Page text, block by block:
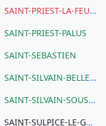
SAINT-PRIEST-LA-FEUILLE
SAINT-PRIEST-PALUS
SAINT-SEBASTIEN
SAINT-SILVAIN-BELLEGARDE
SAINT-SILVAIN-SOUS-TOULX
SAINT-SULPICE-LE-GUERETOIS